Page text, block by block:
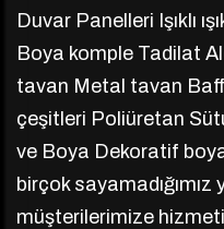
Duvar Panelleri Işıklı
Boya komple Tadilat
tavan Metal tavan
çeşitleri Poliüretan
ve Boya Dekoratif
birçok
müşterilerimize